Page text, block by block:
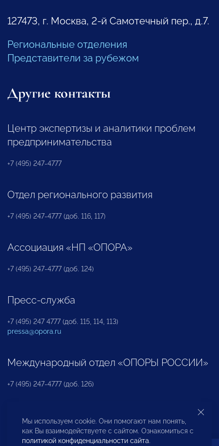
127473, г. Москва, 2-й Самотечный пер., д.7.
Региональные отделения
Представители за рубежом
Другие контакты
Центр экспертизы и аналитики проблем
предпринимательства
+7 (495) 247-4777
Отдел регионального развития
+7 (495) 247-4777 (доб. 116, 117)
Ассоциация «НП «ОПОРА»
+7 (495) 247-4777 (доб. 124)
Пресс-служба
+7 (495) 247 4777 (доб. 115, 114, 113)
pressa@opora.ru
Международный отдел «ОПОРЫ РОССИИ»
+7 (495) 247-4777 (доб. 126)
Бюро по защите прав предпринимателей и
инвесторов
Мы используем cookie. Они помогают нам понять,
как Вы взаимодействуете с сайтом. Ознакомиться с
политикой конфиденциальности сайта.